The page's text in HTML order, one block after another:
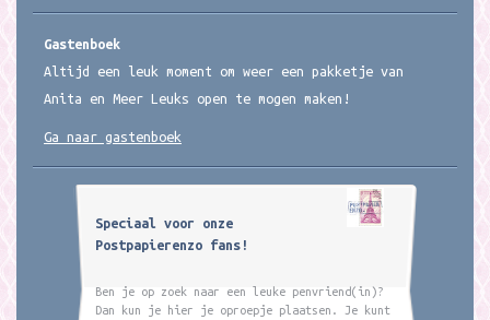
Gastenboek
Altijd een leuk moment om weer een pakketje van
Anita en Meer Leuks open te mogen maken!
Ga naar gastenboek
Speciaal voor onze
Postpapierenzo fans!
Ben je op zoek naar een leuke penvriend(in)?
Dan kun je hier je oproepje plaatsen. Je kunt